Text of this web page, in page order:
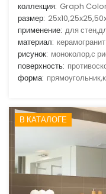
коллекция: Graph
размер:
применение: для
материал: керамогранит
рисунок: моноколор,с
поверхность:
форма:
В КАТАЛОГЕ